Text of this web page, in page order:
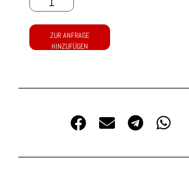
ZUR ANFRAGE
HINZUFÜGEN